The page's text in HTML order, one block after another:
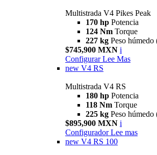
Multistrada V4 Pikes Peak
170 hp Potencia
124 Nm Torque
227 kg Peso
$745,900 MXN i
Configurar Lee Mas
new V4 RS
Multistrada V4 RS
180 hp Potencia
118 Nm Torque
225 kg Peso
$895,900 MXN i
Configurador Lee mas
new V4 RS 100